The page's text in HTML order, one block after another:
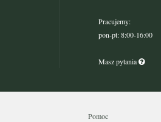
Pracujemy:
pon-pt: 8:00-16:00
Masz pytania
Pomoc